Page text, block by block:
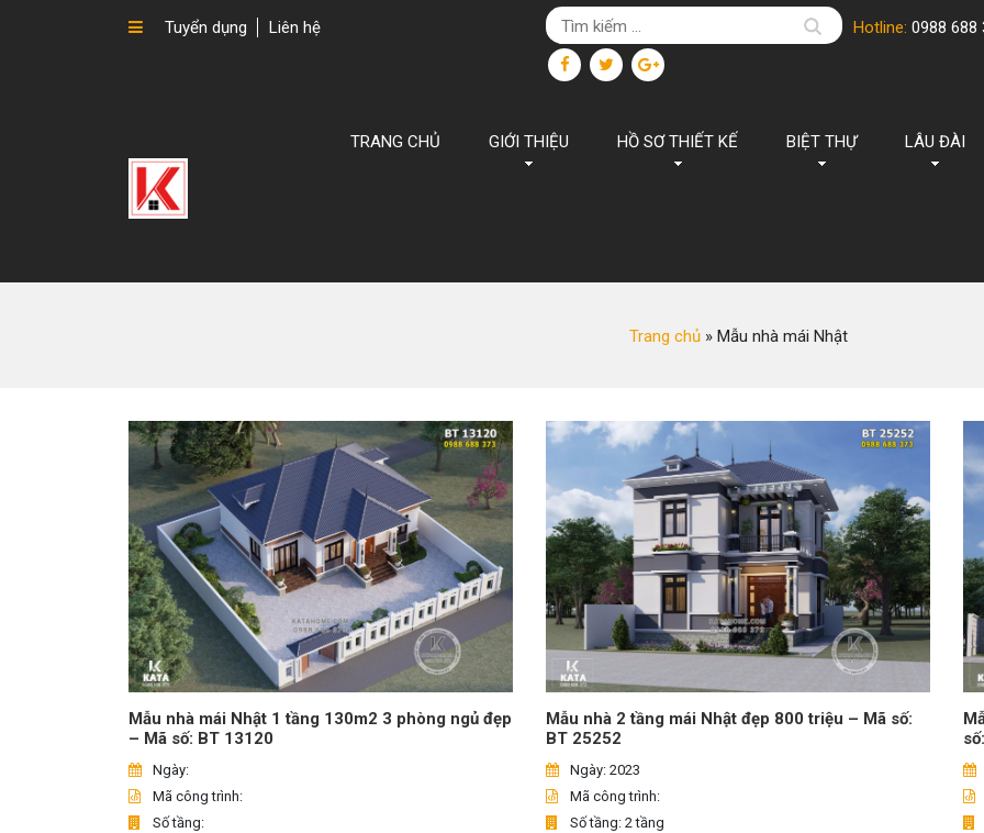
Tuyển dụng Liên hệ Hotline: 0988 688
TRANG CHỦ GIỚI THIỆU HỒ SƠ THIẾT KẾ BIỆT THỰ LÂU ĐÀI
Trang chủ» Mẫu nhà mái Nhật
Mẫu nhà mái Nhật 1 tầng 130m2 3 phòng ngủ đẹp
– Mã số: BT 13120
Ngày:
Mã công trình:
Số tầng:
Mẫu nhà 2 tầng mái Nhật đẹp 800 triệu – Mã số:
BT 25252
Ngày: 2023
Mã công trình:
Số tầng: 2 tầng